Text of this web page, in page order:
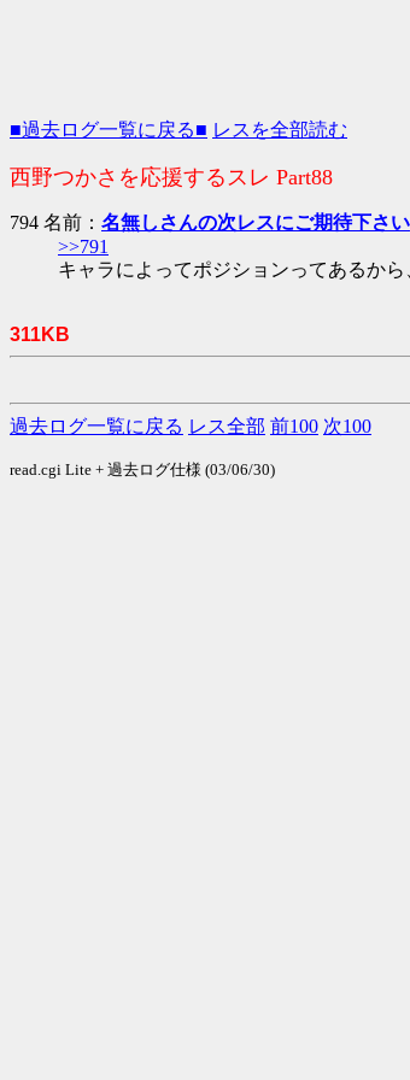
■過去ログ一覧に戻る■ レスを全部読む
西野つかさを応援するスレ Part88
794 名前： 名無しさんの次レスにご期待下さい
>>791
キャラによってポジションってあるか
311KB
過去ログ一覧に戻る レス全部 前100 次100
read.cgi Lite + 過去ログ仕様 (03/06/30)